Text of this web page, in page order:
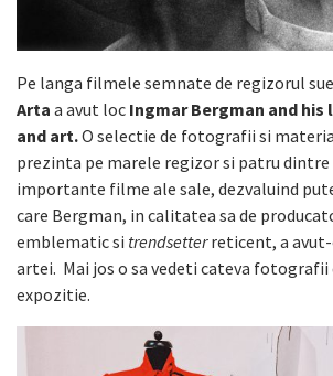
Pe langa filmele semnate de regizorul
Arta a avut loc Ingmar Bergman and his
and art.O selectie de fotografii si
prezinta pe marele regizor si patru dintre
importante filme ale sale, dezvaluind
care Bergman, in calitatea sa de
emblematic si trendsetterreticent, a avut-
artei. Mai jos o sa vedeti cateva fotografii
expozitie.